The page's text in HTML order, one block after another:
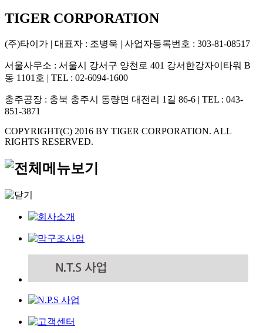
TIGER CORPORATION
(주)타이가 | 대표자 : 조병욱 | 사업자등록번호 : 303-81-08517
서울사무소 : 서울시 강서구 양천로 401 강서한강자이타워 B
동 1101호 | TEL : 02-6094-1600
충주공장 : 충북 충주시 동량면 대전리 1길 86-6 | TEL : 043-
851-3871
COPYRIGHT(C) 2016 BY TIGER CORPORATION. ALL
RIGHTS RESERVED.